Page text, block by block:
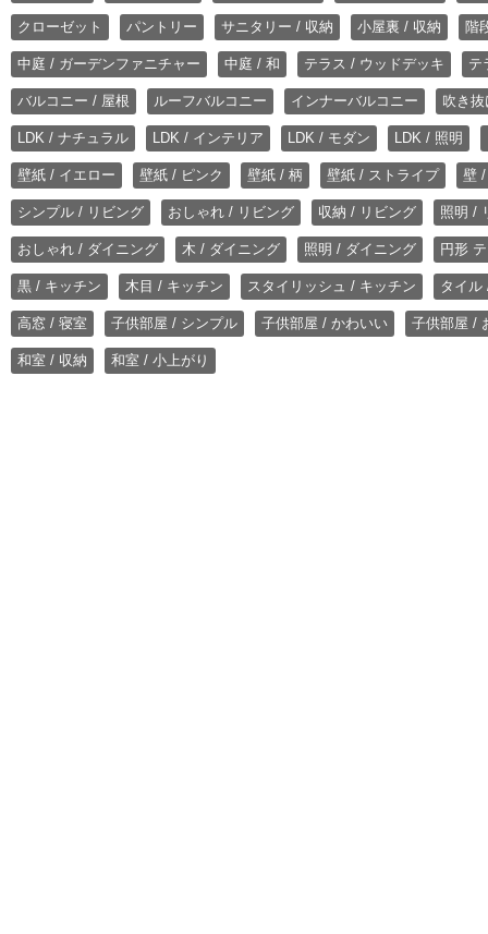
クローゼット パントリー サニタリー / 収納 小屋裏 / 収納 階
中庭 / ガーデンファニチャー 中庭 / 和 テラス / ウッドデッキ テ
バルコニー / 屋根 ルーフバルコニー インナーバルコニー 吹き
LDK / ナチュラル LDK / インテリア LDK / モダン LDK / 照明
壁紙 / イエロー 壁紙 / ピンク 壁紙 / 柄 壁紙 / ストライプ 壁
シンプル / リビング おしゃれ / リビング 収納 / リビング 照明 /
おしゃれ / ダイニング 木 / ダイニング 照明 / ダイニング 円形
黒 / キッチン 木目 / キッチン スタイリッシュ / キッチン タイル
高窓 / 寝室 子供部屋 / シンプル 子供部屋 / かわいい 子供部屋 /
和室 / 収納 和室 / 小上がり